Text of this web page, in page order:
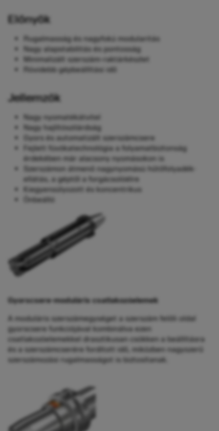
Előnyök
Rugalmasság és nagyfokú modularitás
Nagy alapstabilitás és pontosság
Minimalizált szerszám-raktárkészlet
Rövidebb gépbeállítási idő
Jellemzők
Nagy nyomatékátvitel
Nagy hajlítószilárdság
Gyors és automatizált szerszámcsere
Fejlett fúvókatechnológia a folyamatbiztonság
érdekében már alacsony nyomásokon is
Szerszámon átmenő nagynyomású hűtőfolyadék-
ellátás, a géptől a forgácsolóélre
Kiegyensúlyozott és koncentrikus
Önbeálló
Gyorscsere-moduláris csatlakozóelemek
A moduláris szerszámegységet a szerszám felőli oldal
gyorscsere funkciójával kombinálva ezen
csatlakozóelemekkel drasztikusan csökken a beállításra
és a szerszámcserére fordított idő, miközben nagyszerű
szerszámozási rugalmasságot is biztosítanak.